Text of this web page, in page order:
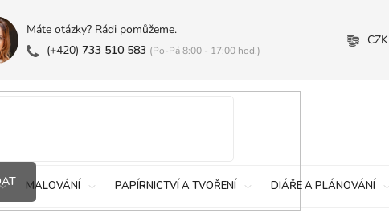
Máte otázky? Rádi pomůžeme.
(+420) 733 510 583 (Po-Pá 8:00 - 17:00 hod.)
CZK
MALOVÁNÍ PAPÍRNICTVÍ A TVOŘENÍ DIÁŘE A PLÁNOVÁNÍ